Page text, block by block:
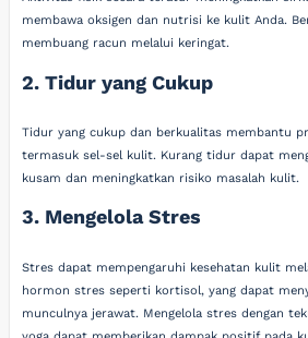
membawa oksigen dan nutrisi ke kulit Anda.
membuang racun melalui keringat.
2. Tidur yang Cukup
Tidur yang cukup dan berkualitas membantu
termasuk sel-sel kulit. Kurang tidur dapat
kusam dan meningkatkan risiko masalah kulit.
3. Mengelola Stres
Stres dapat mempengaruhi kesehatan kulit
hormon stres seperti kortisol, yang dapat
munculnya jerawat. Mengelola stres dengan